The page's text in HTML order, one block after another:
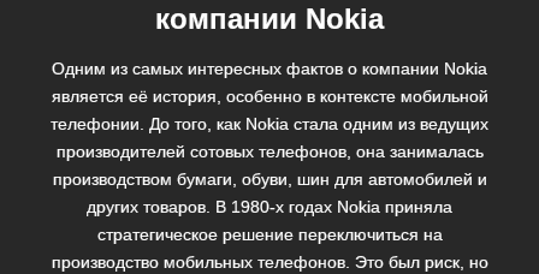
компании Nokia
Одним из самых интересных фактов о компании Nokia
является её история, особенно в контексте мобильной
телефонии. До того, как Nokia стала одним из ведущих
производителей сотовых телефонов, она занималась
производством бумаги, обуви, шин для автомобилей и
других товаров. В 1980-х годах Nokia приняла
стратегическое решение переключиться на
производство мобильных телефонов. Это был риск, но